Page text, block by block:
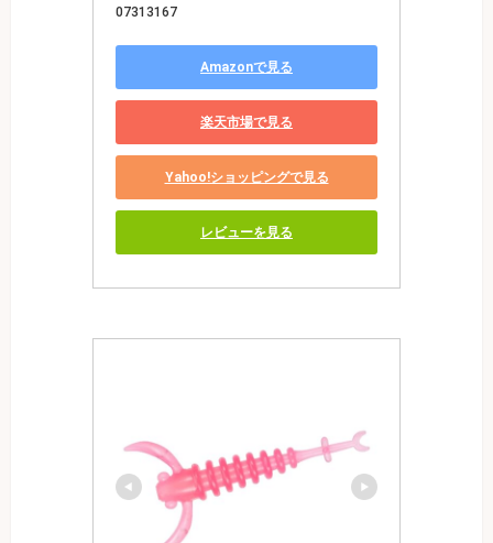
07313167
Amazonで見る
楽天市場で見る
Yahoo!ショッピングで見る
レビューを見る